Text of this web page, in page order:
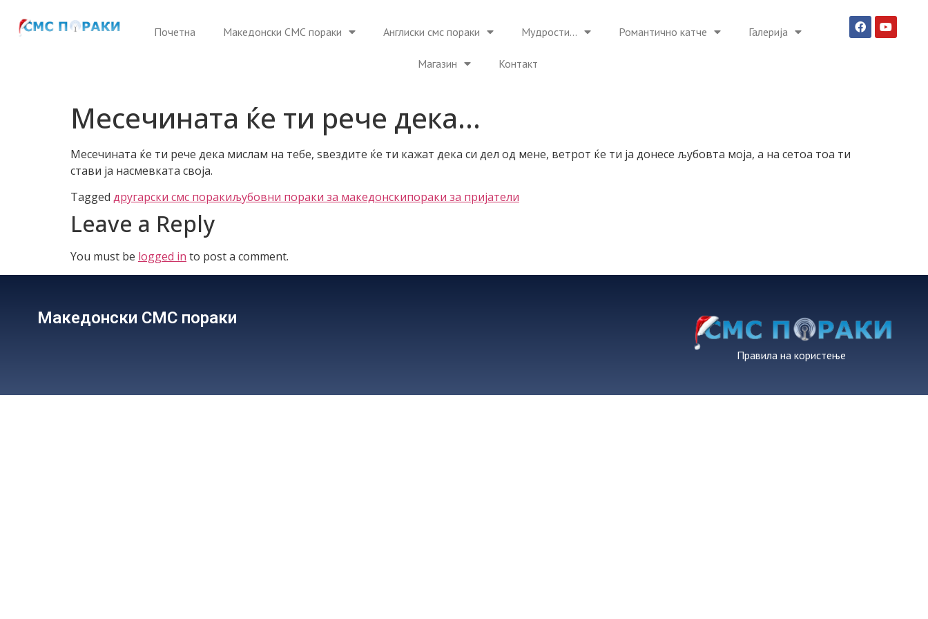
Почетна Македонски СМС пораки Англиски смс пораки Мудрости… Романтично катче Галерија
Магазин Контакт
Месечината ќе ти рече дека…
Месечината ќе ти рече дека мислам на тебе, ѕвездите ќе ти кажат дека си дел од мене, ветрот ќе ти ја донесе љубовта моја, а на сетоа тоа ти
стави ја насмевката своја.
Tagged другарски смс поракиљубовни пораки за македонскипораки за пријатели
Leave a Reply
You must be logged in to post a comment.
Македонски СМС пораки
Правила на користење